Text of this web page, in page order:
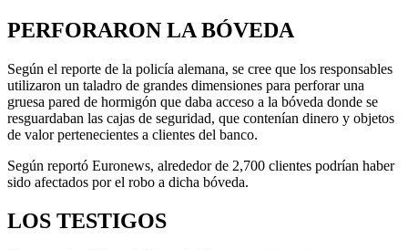
PERFORARON LA BÓVEDA
Según el reporte de la policía alemana, se cree que los responsables
utilizaron un taladro de grandes dimensiones para perforar una
gruesa pared de hormigón que daba acceso a la bóveda donde se
resguardaban las cajas de seguridad, que contenían dinero y objetos
de valor pertenecientes a clientes del banco.
Según reportó Euronews, alrededor de 2,700 clientes podrían haber
sido afectados por el robo a dicha bóveda.
LOS TESTIGOS